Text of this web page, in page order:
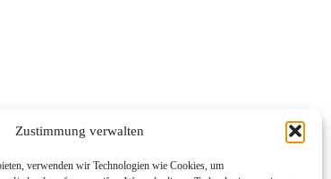
Zustimmung verwalten
verwenden wir Technologien wie Cookies, um